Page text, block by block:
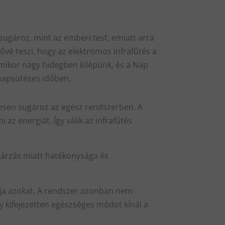
mint az emberi test, emiatt arra
teszi, hogy az elektromos infrafűtés a
nagy hidegben kilépünk, és a Nap
időben.
sugároz az egész rendszerben. A
az energiát. Így válik az infrafűtés
miatt hatékonysága és
azokat. A rendszer azonban nem
egészséges módot kínál a